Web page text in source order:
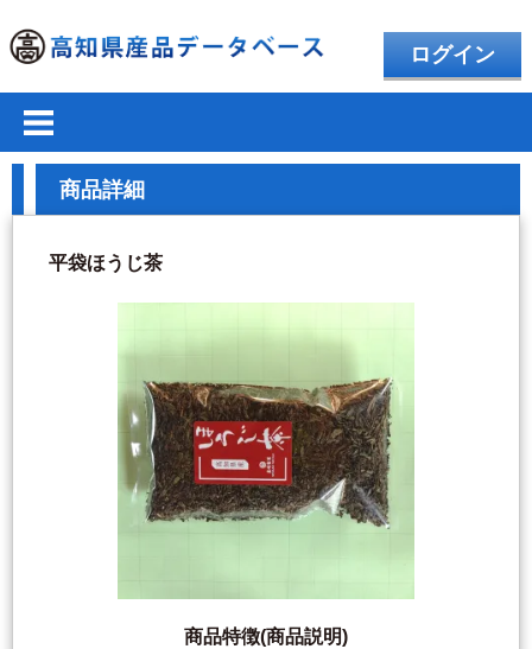
ログイン
商品詳細
平袋ほうじ茶
商品特徴(商品説明)